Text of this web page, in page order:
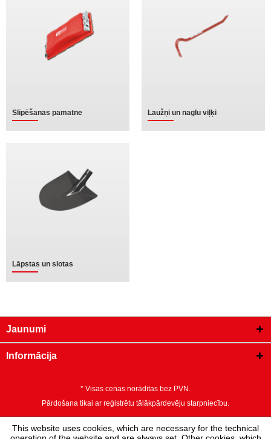
Slīpēšanas pamatne Laužņi un naglu viļķi
Lāpstas un slotas
Jaunumi
Informācija
* Visas cenas norādītas bez PVN.
Pārdošana tikai ar reģistrētu tālākpārdevēju starpniecību.
This website uses cookies, which are necessary for the technical